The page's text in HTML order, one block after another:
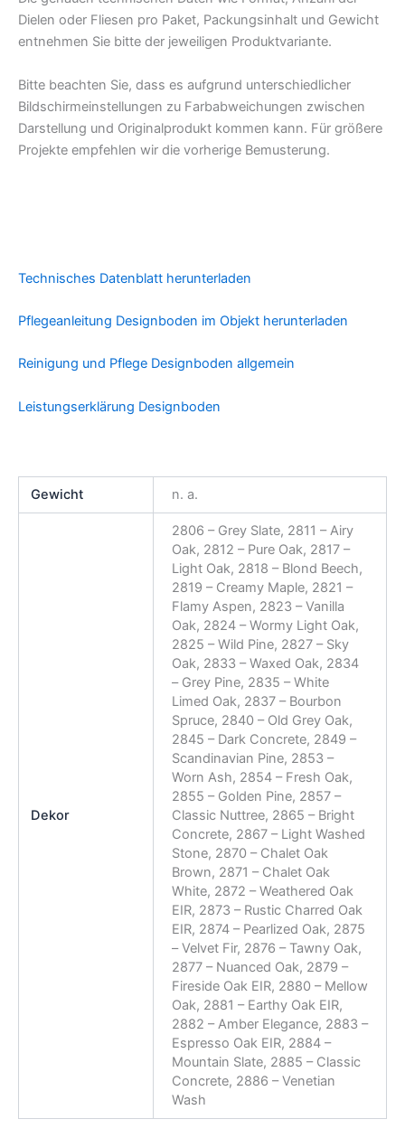
Dielen oder Fliesen pro Paket, Packungsinhalt und Gewicht
entnehmen Sie bitte der jeweiligen Produktvariante.
Bitte beachten Sie, dass es aufgrund unterschiedlicher
Bildschirmeinstellungen zu Farbabweichungen zwischen
Darstellung und Originalprodukt kommen kann. Für größere
Projekte empfehlen wir die vorherige Bemusterung.
Technisches Datenblatt herunterladen
Pflegeanleitung Designboden im Objekt herunterladen
Reinigung und Pflege Designboden allgemein
Leistungserklärung Designboden
Gewicht n. a.
Dekor
2806 – Grey Slate, 2811 – Airy
Oak, 2812 – Pure Oak, 2817 –
Light Oak, 2818 – Blond Beech,
2819 – Creamy Maple, 2821 –
Flamy Aspen, 2823 – Vanilla
Oak, 2824 – Wormy Light Oak,
2825 – Wild Pine, 2827 – Sky
Oak, 2833 – Waxed Oak, 2834
– Grey Pine, 2835 – White
Limed Oak, 2837 – Bourbon
Spruce, 2840 – Old Grey Oak,
2845 – Dark Concrete, 2849 –
Scandinavian Pine, 2853 –
Worn Ash, 2854 – Fresh Oak,
2855 – Golden Pine, 2857 –
Classic Nuttree, 2865 – Bright
Concrete, 2867 – Light Washed
Stone, 2870 – Chalet Oak
Brown, 2871 – Chalet Oak
White, 2872 – Weathered Oak
EIR, 2873 – Rustic Charred Oak
EIR, 2874 – Pearlized Oak, 2875
– Velvet Fir, 2876 – Tawny Oak,
2877 – Nuanced Oak, 2879 –
Fireside Oak EIR, 2880 – Mellow
Oak, 2881 – Earthy Oak EIR,
2882 – Amber Elegance, 2883 –
Espresso Oak EIR, 2884 –
Mountain Slate, 2885 – Classic
Concrete, 2886 – Venetian
Wash